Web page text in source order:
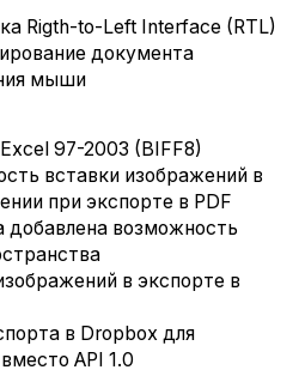
Rigth-to-Left Interface (RTL)
документа
мыши
97-2003 (BIFF8)
вставки изображений в
при экспорте в PDF
добавлена возможность
в экспорте в
в Dropbox для
API 1.0